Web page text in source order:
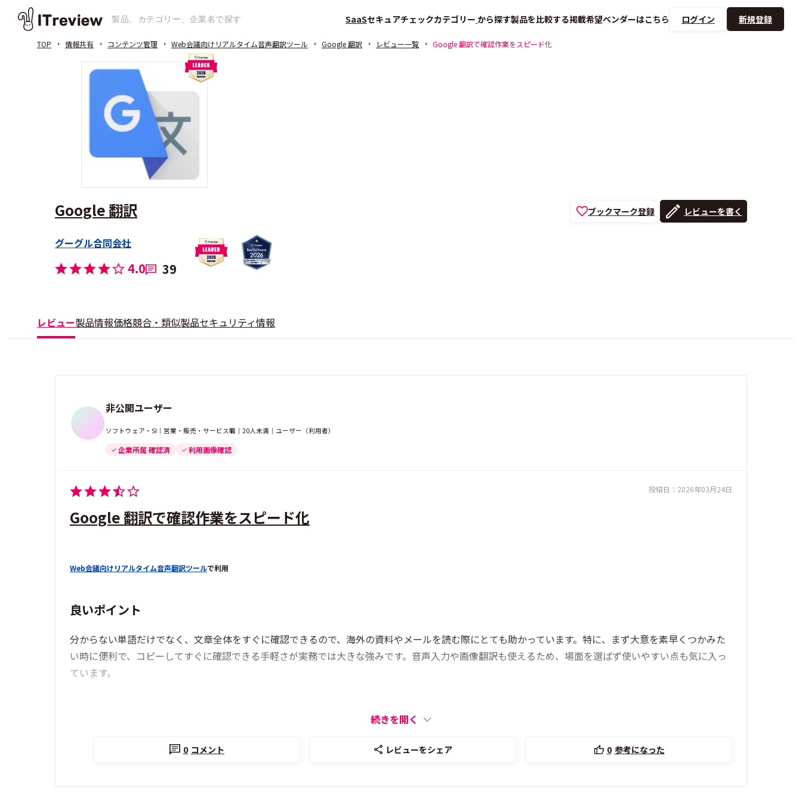
SaaSセキュアチェックカテゴリー から探す製品を比較する掲載希望ベンダーはこちら ログイン 新規登録
TOP 情報共有 コンテンツ管理 Web会議向けリアルタイム音声翻訳ツール Google 翻訳 レビュー一覧 Google 翻訳で確認作業をスピード化
Google 翻訳
グーグル合同会社
4.0 39
ブックマーク登録 レビューを書く
レビュー製品情報価格競合・類似製品セキュリティ情報
非公開ユーザー
ソフトウェア・SI｜営業・販売・サービス職｜20人未満｜ユーザー（利用者）
企業所属 確認済 利用画像確認
投稿日： 2026年03月24日
Google 翻訳で確認作業をスピード化
Web会議向けリアルタイム音声翻訳ツールで利用
良いポイント
分からない単語だけでなく、文章全体をすぐに確認できるので、海外の資料やメールを読む際にとても助かっています。特に、まず大意を素早くつかみた
い時に便利で、コピーしてすぐに確認できる手軽さが実務では大きな強みです。音声入力や画像翻訳も使えるため、場面を選ばず使いやすい点も気に入っ
ています。
続きを開く
0 コメント レビューをシェア 0 参考になった